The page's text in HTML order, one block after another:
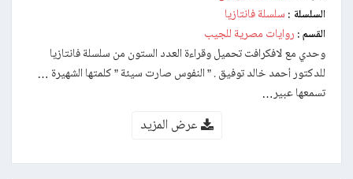
السلسلة : سلسلة فانتازيا
القسم : روايات مصرية للجيب
وحدي مع لافكرافت تحميل وقراءة العدد الستون من سلسلة فانتازيا
للدكتور أحمد خالد توفيق . ” النفوس صارت سيئة ” كلمتها الشهيرة …
تسمعها عبير…
عرض المزيد